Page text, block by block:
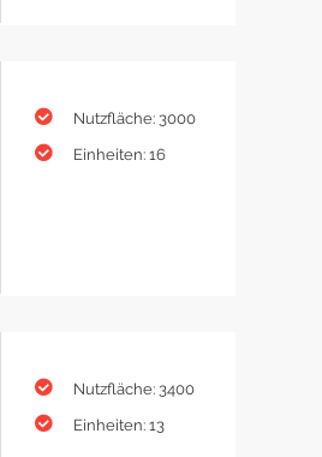
Nutzfläche: 3000
Einheiten: 16
Nutzfläche: 3400
Einheiten: 13